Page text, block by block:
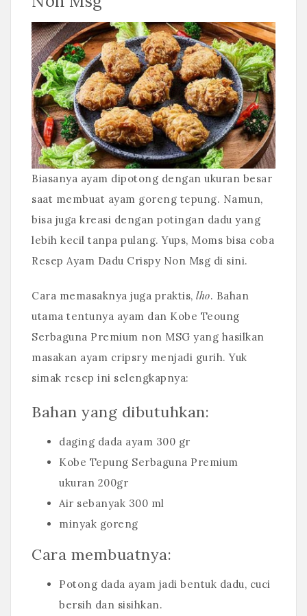
Biasanya ayam dipotong dengan ukuran besar
saat membuat ayam goreng tepung. Namun,
bisa juga kreasi dengan potingan dadu yang
lebih kecil tanpa pulang. Yups, Moms bisa coba
Resep Ayam Dadu Crispy Non Msg di sini.
Cara memasaknya juga praktis, lho. Bahan
utama tentunya ayam dan Kobe Teoung
Serbaguna Premium non MSG yang hasilkan
masakan ayam cripsry menjadi gurih. Yuk
simak resep ini selengkapnya:
Bahan yang dibutuhkan:
daging dada ayam 300 gr
Kobe Tepung Serbaguna Premium
ukuran 200gr
Air sebanyak 300 ml
minyak goreng
Cara membuatnya:
Potong dada ayam jadi bentuk dadu, cuci
bersih dan sisihkan.